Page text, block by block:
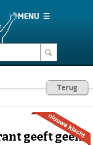
Terug
geeft geen